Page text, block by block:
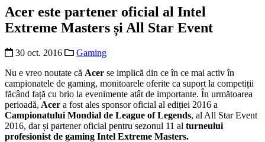
Acer este partener oficial al Intel
Extreme Masters și All Star Event
30 oct. 2016
Gaming
Nu e vreo noutate că Acer se implică din ce în ce mai activ în
campionatele de gaming, monitoarele oferite ca suport la competiții
făcând față cu brio la evenimente atât de importante. În următoarea
perioadă, Acer a fost ales sponsor oficial al ediției 2016 a
Campionatului Mondial de League of Legends, al All Star Event
2016, dar și partener oficial pentru sezonul 11 al turneului
profesionist de gaming Intel Extreme Masters.